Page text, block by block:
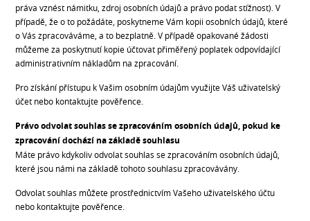
práva vznést námitku, zdroj osobních údajů a právo podat stížnost). V
případě, že o to požádáte, poskytneme Vám kopii osobních údajů, které
o Vás zpracováváme, a to bezplatně. V případě opakované žádosti
můžeme za poskytnutí kopie účtovat přiměřený poplatek odpovídající
administrativním nákladům na zpracování.
Pro získání přístupu k Vašim osobním údajům využijte Váš uživatelský
účet nebo kontaktujte pověřence.
Právo odvolat souhlas se zpracováním osobních údajů, pokud ke
zpracování dochází na základě souhlasu
Máte právo kdykoliv odvolat souhlas se zpracováním osobních údajů,
které jsou námi na základě tohoto souhlasu zpracovávány.
Odvolat souhlas můžete prostřednictvím Vašeho uživatelského účtu
nebo kontaktujte pověřence.